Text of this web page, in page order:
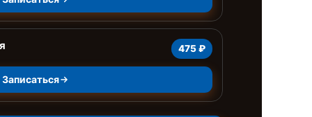
475 ₽
Записаться